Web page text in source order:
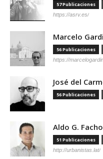
57 Publicaciones
https://asrv.es/
Marcelo
56 Publicaciones
https://
José del
56 Publicaciones
Aldo G.
51 Publicaciones
http://urbanistas.lat/